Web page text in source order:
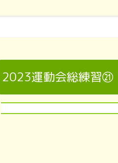
2023運動会総練習㉑